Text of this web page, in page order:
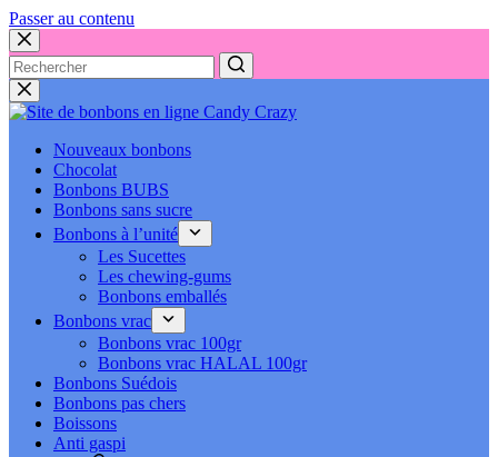
Passer au contenu
Nouveaux bonbons
Chocolat
Bonbons BUBS
Bonbons sans sucre
Bonbons à l’unité
Les Sucettes
Les chewing-gums
Bonbons emballés
Bonbons vrac
Bonbons vrac 100gr
Bonbons vrac HALAL 100gr
Bonbons Suédois
Bonbons pas chers
Boissons
Anti gaspi